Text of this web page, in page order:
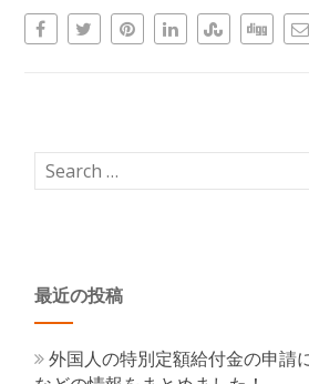
最近の投稿
外国人の特別定額給付金の申請